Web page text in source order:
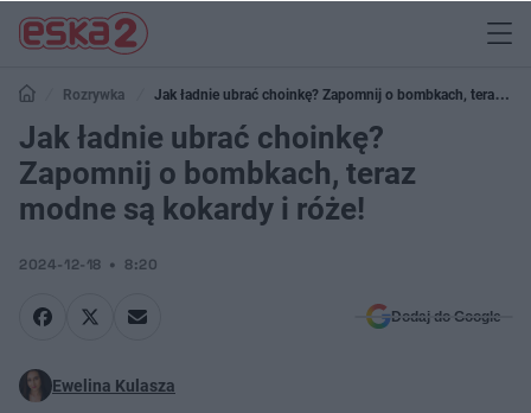
Rozrywka
Jak ładnie ubrać choinkę? Zapomnij o bombkach, teraz
modne są kokardy i róże!
Jak ładnie ubrać choinkę?
Zapomnij o bombkach, teraz
modne są kokardy i róże!
2024-12-18 8:20
Dodaj do Google
Ewelina Kulasza